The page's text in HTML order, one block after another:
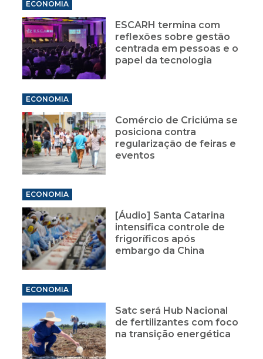
ECONOMIA
ESCARH termina com
reflexões sobre gestão
centrada em pessoas e o
papel da tecnologia
ECONOMIA
Comércio de Criciúma se
posiciona contra
regularização de feiras e
eventos
ECONOMIA
[Áudio] Santa Catarina
intensifica controle de
frigoríficos após
embargo da China
ECONOMIA
Satc será Hub Nacional
de fertilizantes com foco
na transição energética